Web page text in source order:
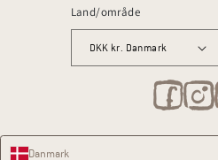
Land/område
DKK kr. Danmark
Danmark